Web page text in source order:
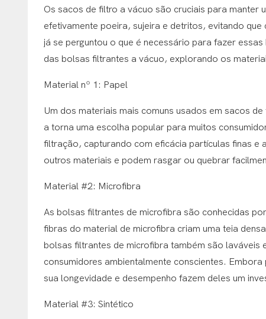
Os sacos de filtro a vácuo são cruciais para manter
efetivamente poeira, sujeira e detritos, evitando
já se perguntou o que é necessário para fazer
das bolsas filtrantes a vácuo, explorando os
Material nº 1: Papel
Um dos materiais mais comuns usados ​​em sacos
a torna uma escolha popular para muitos
filtração, capturando com eficácia partículas finas
outros materiais e podem rasgar ou quebrar
Material #2: Microfibra
As bolsas filtrantes de microfibra são conhecidas
fibras do material de microfibra criam uma teia
bolsas filtrantes de microfibra também são laváveis
consumidores ambientalmente conscientes.
sua longevidade e desempenho fazem deles um
Material #3: Sintético